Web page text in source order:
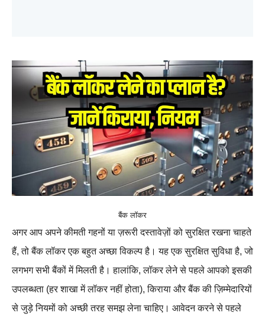
बैंक लॉकर
अगर आप अपने कीमती गहनों या ज़रूरी दस्तावेज़ों को सुरक्षित रखना चाहते
हैं, तो बैंक लॉकर एक बहुत अच्छा विकल्प है। यह एक सुरक्षित सुविधा है, जो
लगभग सभी बैंकों में मिलती है। हालांकि, लॉकर लेने से पहले आपको इसकी
उपलब्धता (हर शाखा में लॉकर नहीं होता), किराया और बैंक की ज़िम्मेदारियों
से जुड़े नियमों को अच्छी तरह समझ लेना चाहिए। आवेदन करने से पहले